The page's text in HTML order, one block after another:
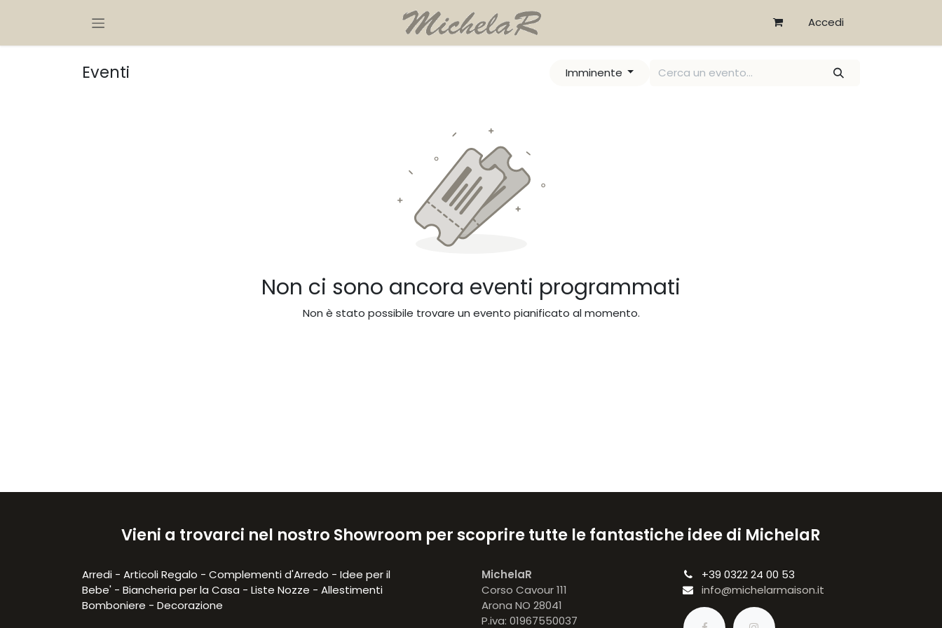
Accedi
Eventi Imminente
Non ci sono ancora eventi programmati
Non è stato possibile trovare un evento pianificato al momento.
Vieni a trovarci nel nostro Showroom per scoprire tutte le fantastiche idee di MichelaR
Arredi - Articoli Regalo - Complementi d'Arredo - Idee per il
Bebe' - Biancheria per la Casa - Liste Nozze - Allestimenti
Bomboniere - Decorazione
MichelaR
Corso Cavour 111
Arona NO 28041
P.iva: 01967550037
+39 0322 24 00 53
info@michelarmaison.it